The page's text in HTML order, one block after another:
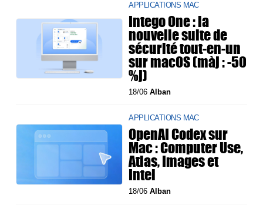
APPLICATIONS MAC
Intego One : la
nouvelle suite de
sécurité tout-en-un
sur macOS (màj : -50
%j)
18/06Alban
APPLICATIONS MAC
OpenAI Codex sur
Mac : Computer Use,
Atlas, Images et
Intel
18/06Alban